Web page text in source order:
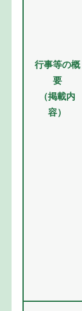
行事等の概
要
（掲載内
容）